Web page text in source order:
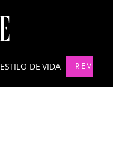
ESTILO DE VIDA